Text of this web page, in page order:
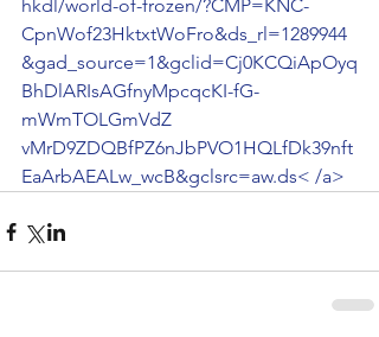
hkdl/world-of-frozen/?CMP=KNC-
CpnWof23HktxtWoFro&ds_rl=1289944
&gad_source=1&gclid=Cj0KCQiApOyq
BhDlARIsAGfnyMpcqcKI-fG-
mWmTOLGmVdZ
vMrD9ZDQBfPZ6nJbPVO1HQLfDk39nft
EaArbAEALw_wcB&gclsrc=aw.ds< /a>